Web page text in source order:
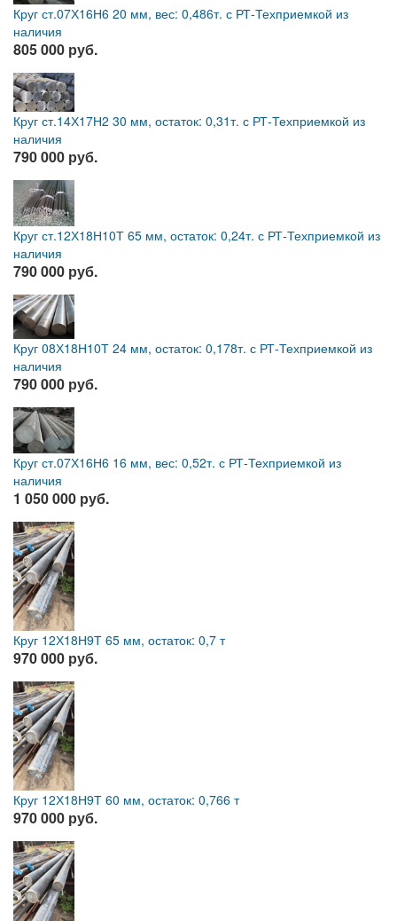
Круг ст.07Х16Н6 20 мм, вес: 0,486т. с РТ-Техприемкой из
наличия
805 000 руб.
Круг ст.14Х17Н2 30 мм, остаток: 0,31т. с РТ-Техприемкой из
наличия
790 000 руб.
Круг ст.12Х18Н10Т 65 мм, остаток: 0,24т. с РТ-Техприемкой из
наличия
790 000 руб.
Круг 08Х18Н10Т 24 мм, остаток: 0,178т. с РТ-Техприемкой из
наличия
790 000 руб.
Круг ст.07Х16Н6 16 мм, вес: 0,52т. с РТ-Техприемкой из
наличия
1 050 000 руб.
Круг 12Х18Н9Т 65 мм, остаток: 0,7 т
970 000 руб.
Круг 12Х18Н9Т 60 мм, остаток: 0,766 т
970 000 руб.